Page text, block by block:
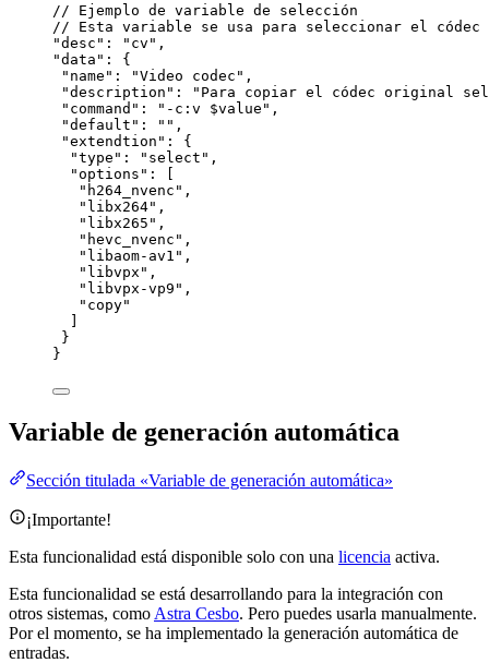
// Ejemplo de variable de selección
// Esta variable se usa para seleccionar el códec
"desc": "cv",
"data": {
"name": "Video codec",
"description": "Para copiar el códec original
"command": "-c:v $value",
"default": "",
"extendtion": {
"type": "select",
"options": [
"h264_nvenc",
"libx264",
"libx265",
"hevc_nvenc",
"libaom-av1",
"libvpx",
"libvpx-vp9",
"copy"
}
}
Variable de generación automática
Sección titulada «Variable de generación automática»
¡Importante!
Esta funcionalidad está disponible solo con una licencia activa.
Esta funcionalidad se está desarrollando para la integración con
otros sistemas, como Astra Cesbo. Pero puedes usarla manualmente.
Por el momento, se ha implementado la generación automática de
entradas.